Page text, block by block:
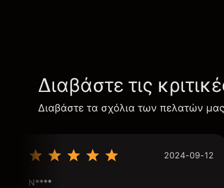
Διαβάστε τις
Διαβάστε τα σχόλια των πελατών μας
2024-09-12
N****